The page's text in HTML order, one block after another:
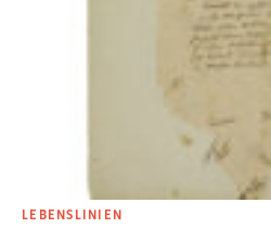
LEBENSLINIEN